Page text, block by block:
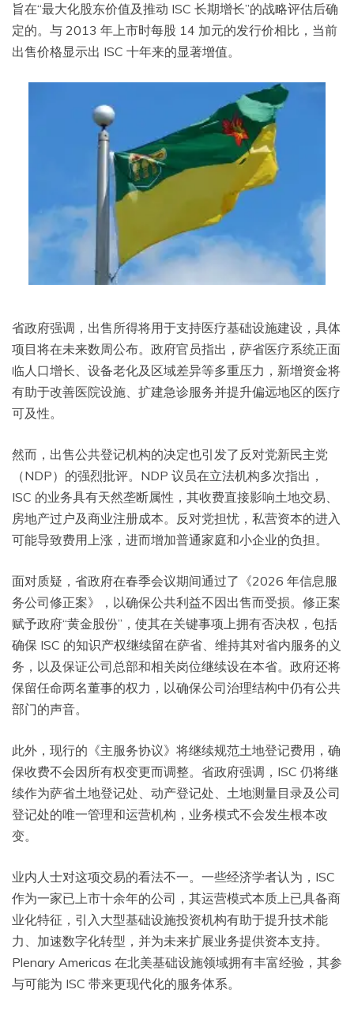
旨在“最大化股东价值及推动 ISC 长期增长”的战略评估后确
定的。与 2013 年上市时每股 14 加元的发行价相比，当前
出售价格显示出 ISC 十年来的显著增值。
省政府强调，出售所得将用于支持医疗基础设施建设，具体
项目将在未来数周公布。政府官员指出，萨省医疗系统正面
临人口增长、设备老化及区域差异等多重压力，新增资金将
有助于改善医院设施、扩建急诊服务并提升偏远地区的医疗
可及性。
然而，出售公共登记机构的决定也引发了反对党新民主党
（NDP）的强烈批评。NDP 议员在立法机构多次指出，
ISC 的业务具有天然垄断属性，其收费直接影响土地交易、
房地产过户及商业注册成本。反对党担忧，私营资本的进入
可能导致费用上涨，进而增加普通家庭和小企业的负担。
面对质疑，省政府在春季会议期间通过了《2026 年信息服
务公司修正案》，以确保公共利益不因出售而受损。修正案
赋予政府“黄金股份”，使其在关键事项上拥有否决权，包括
确保 ISC 的知识产权继续留在萨省、维持其对省内服务的义
务，以及保证公司总部和相关岗位继续设在本省。政府还将
保留任命两名董事的权力，以确保公司治理结构中仍有公共
部门的声音。
此外，现行的《主服务协议》将继续规范土地登记费用，确
保收费不会因所有权变更而调整。省政府强调，ISC 仍将继
续作为萨省土地登记处、动产登记处、土地测量目录及公司
登记处的唯一管理和运营机构，业务模式不会发生根本改
变。
业内人士对这项交易的看法不一。一些经济学者认为，ISC
作为一家已上市十余年的公司，其运营模式本质上已具备商
业化特征，引入大型基础设施投资机构有助于提升技术能
力、加速数字化转型，并为未来扩展业务提供资本支持。
Plenary Americas 在北美基础设施领域拥有丰富经验，其参
与可能为 ISC 带来更现代化的服务体系。